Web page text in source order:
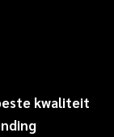
kwaliteit